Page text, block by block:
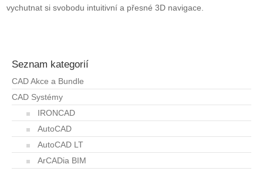
vychutnat si svobodu intuitivní a přesné 3D navigace.
Seznam kategorií
CAD Akce a Bundle
CAD Systémy
IRONCAD
AutoCAD
AutoCAD LT
ArCADia BIM